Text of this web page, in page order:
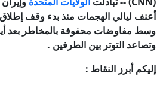
جنديين
أعنف ليالي الهجمات منذ بدء وقف إطلاق
وسط مفاوضات محفوفة بالمخاطر بعد
وتصاعد التوتر بين الطرفين .
إليكم أبرز النقاط :